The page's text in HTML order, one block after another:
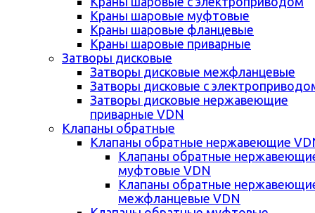
Краны шаровые муфтовые
Краны шаровые фланцевые
Краны шаровые приварные
Затворы дисковые
Затворы дисковые межфланцевые
Затворы дисковые с
Затворы дисковые нержавеющие
приварные VDN
Клапаны обратные
Клапаны обратные нержавеющие
Клапаны обратные
муфтовые VDN
Клапаны обратные
межфланцевые VDN